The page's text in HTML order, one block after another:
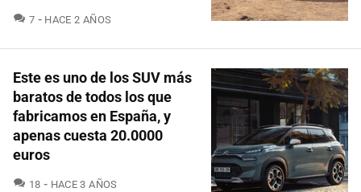
7 COMENTARIOS
HACE 2 AÑOS
Este es uno de los SUV más
baratos de todos los que
fabricamos en España, y
apenas cuesta 20.0000
euros
18 COMENTARIOS
HACE 3 AÑOS